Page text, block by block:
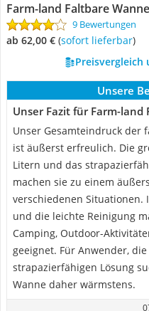
Farm-land Faltbare Wanne
9 Bewertungen
ab 62,00 € ( Sofort lieferbar)
Preisvergleich
Unsere
Unser Fazit für Farm-land
Unser Gesamteindruck der
ist äußerst erfreulich. Die
Litern und das
machen sie zu einem
verschiedenen Situationen.
und die leichte Reinigung
Camping, Outdoor-
geeignet. Für Anwender,
strapazierfähigen Lösung
Wanne daher wärmstens.